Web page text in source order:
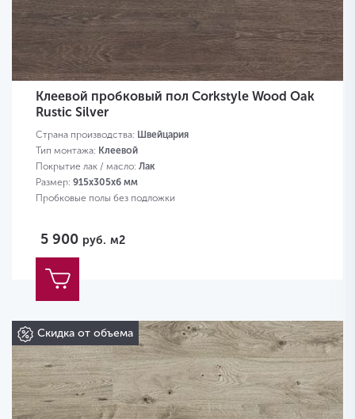
Клеевой пробковый пол Corkstyle Wood Oak
Rustic Silver
Страна производства: Швейцария
Тип монтажа: Клеевой
Покрытие лак / масло: Лак
Размер: 915х305х6 мм
Пробковые полы без подложки
5 900 руб. м2
Скидка от объема